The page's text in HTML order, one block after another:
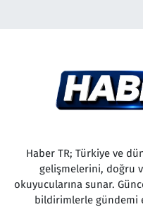
Haber TR; Türkiye ve
gelişmelerini, doğru
okuyucularına sunar.
bildirimlerle gündemi
Çevre & Doğa
Eğitim
Yerel